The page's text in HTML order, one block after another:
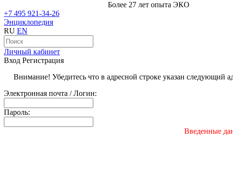
Более 27 лет опыта ЭКО
+7 495 921-34-26
Энциклопедия
RU EN
Личный кабинет
Вход Регистрация
Внимание! Убедитесь что в адресной строке указан следующий
Электронная почта / Логин:
Пароль:
Введенные